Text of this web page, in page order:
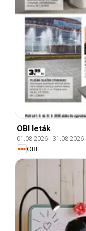
OBI leták
01.08.2026-31.08.2026
OBI